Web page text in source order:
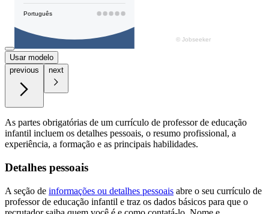
Usar modelo
previous
next
As partes obrigatórias de um currículo de professor de educação
infantil incluem os detalhes pessoais, o resumo profissional, a
experiência, a formação e as principais habilidades.
Detalhes pessoais
A seção de informações ou detalhes pessoais abre o seu currículo de
professor de educação infantil e traz os dados básicos para que o